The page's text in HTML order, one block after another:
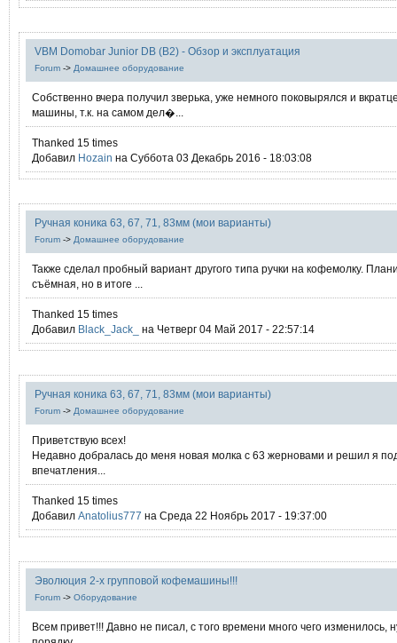
VBM Domobar Junior DB (B2) - Обзор и эксплуатация
Forum -> Домашнее оборудование
Собственно вчера получил зверька, уже немного поковырялся и
машины, т.к. на самом дел�...
Thanked 15 times
Добавил Hozain на Суббота 03 Декабрь 2016 - 18:03:08
Ручная коника 63, 67, 71, 83мм (мои варианты)
Forum -> Домашнее оборудование
Также сделал пробный вариант другого типа ручки на кофемолку.
съёмная, но в итоге ...
Thanked 15 times
Добавил Black_Jack_ на Четверг 04 Май 2017 - 22:57:14
Ручная коника 63, 67, 71, 83мм (мои варианты)
Forum -> Домашнее оборудование
Приветствую всех!
Недавно добралась до меня новая молка с 63 жерновами и решил я
впечатления...
Thanked 15 times
Добавил Anatolius777 на Среда 22 Ноябрь 2017 - 19:37:00
Эволюция 2-х групповой кофемашины!!!
Forum -> Оборудование
Всем привет!!! Давно не писал, с того времени много чего изменилось,